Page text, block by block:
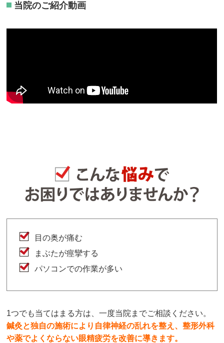
当院のご紹介動画
目の奥が痛む
まぶたが痙攣する
パソコンでの作業が多い
1つでも当てはまる方は、一度当院までご相談ください。
鍼灸と独自の施術により自律神経の乱れを整え、整形外科
や薬でよくならない眼精疲労を改善に導きます。